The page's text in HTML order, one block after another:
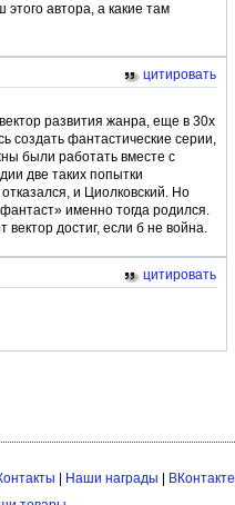
этого автора, а какие там
цитировать
развития жанра, еще в 30х
создать фантастические серии,
были работать вместе с
две таких попытки
и Циолковский. Но
именно тогда родился.
вектор достиг, если б не война.
цитировать
Наши награды
ВКонтакте